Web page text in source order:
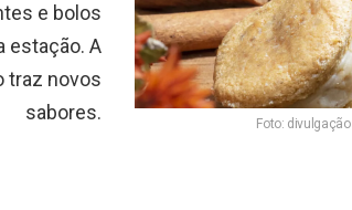
e bolos
estação. A
traz novos
sabores.
Foto: divulgação